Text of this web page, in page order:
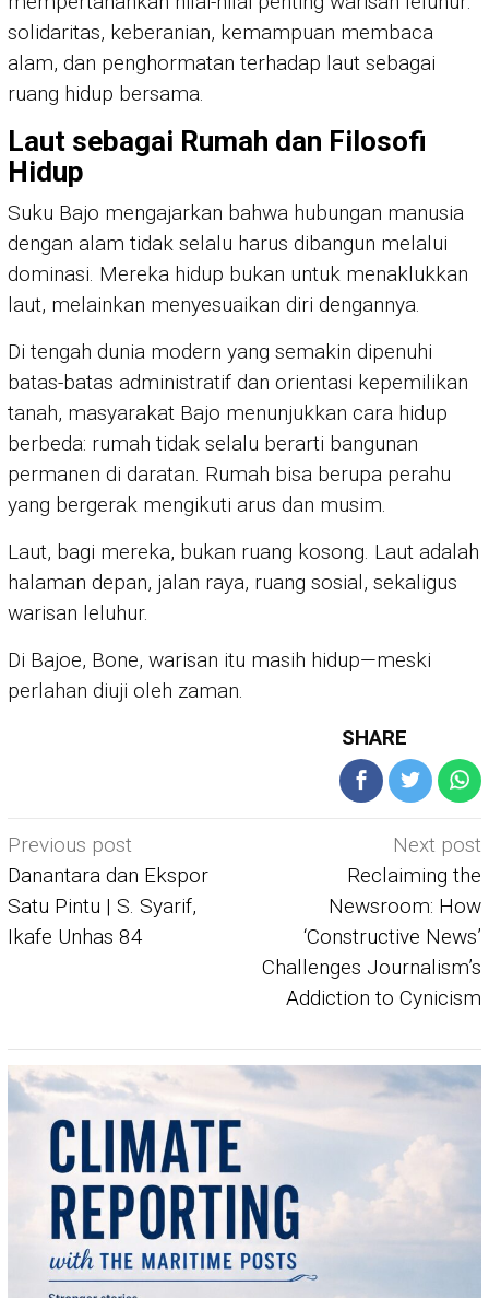
solidaritas, keberanian, kemampuan membaca
alam, dan penghormatan terhadap laut sebagai
ruang hidup bersama.
Laut sebagai Rumah dan Filosofi
Hidup
Suku Bajo mengajarkan bahwa hubungan manusia
dengan alam tidak selalu harus dibangun melalui
dominasi. Mereka hidup bukan untuk menaklukkan
laut, melainkan menyesuaikan diri dengannya.
Di tengah dunia modern yang semakin dipenuhi
batas-batas administratif dan orientasi kepemilikan
tanah, masyarakat Bajo menunjukkan cara hidup
berbeda: rumah tidak selalu berarti bangunan
permanen di daratan. Rumah bisa berupa perahu
yang bergerak mengikuti arus dan musim.
Laut, bagi mereka, bukan ruang kosong. Laut adalah
halaman depan, jalan raya, ruang sosial, sekaligus
warisan leluhur.
Di Bajoe, Bone, warisan itu masih hidup—meski
perlahan diuji oleh zaman.
SHARE
Post
navigation
Previous post
Danantara dan Ekspor
Satu Pintu | S. Syarif,
Ikafe Unhas 84
Next post
Reclaiming the
Newsroom: How
‘Constructive News’
Challenges Journalism’s
Addiction to Cynicism